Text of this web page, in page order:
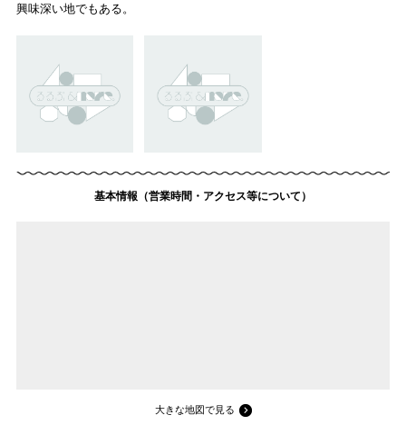
興味深い地でもある。
基本情報（営業時間・アクセス等について）
大きな地図で見る